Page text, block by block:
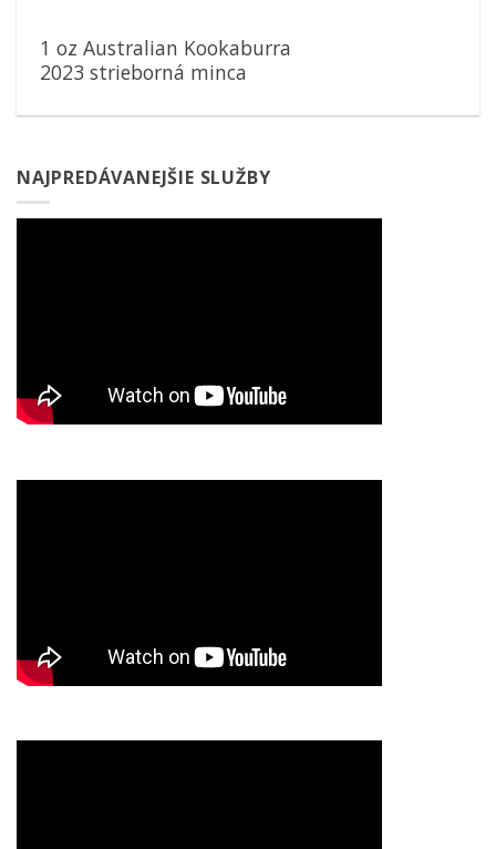
1 oz Australian Kookaburra
2023 strieborná minca
NAJPREDÁVANEJŠIE SLUŽBY